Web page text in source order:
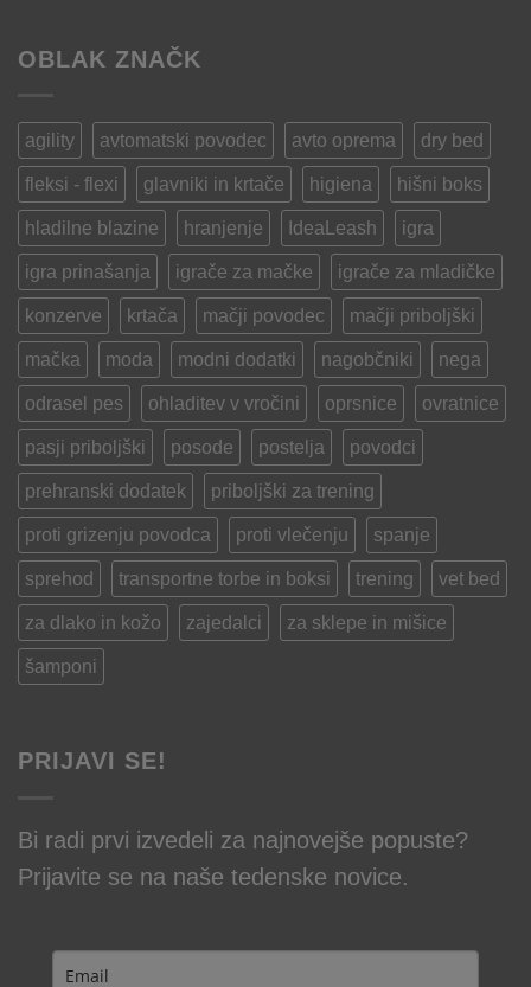
in
narezal
hrenovko,
sir”
Kako
psa
v
poletni
vročini?
OBLAK ZNAČK
agility avtomatski povodec avto oprema dry bed
fleksi - flexi glavniki in krtače higiena hišni boks
hladilne blazine hranjenje IdeaLeash igra
igra prinašanja igrače za mačke igrače za mladičke
konzerve krtača mačji povodec mačji priboljški
mačka moda modni dodatki nagobčniki nega
odrasel pes ohladitev v vročini oprsnice ovratnice
pasji priboljški posode postelja povodci
prehranski dodatek priboljški za trening
proti grizenju povodca proti vlečenju spanje
sprehod transportne torbe in boksi trening vet bed
za dlako in kožo zajedalci za sklepe in mišice
šamponi
PRIJAVI SE!
Bi radi prvi izvedeli za najnovejše popuste?
Prijavite se na naše tedenske novice.